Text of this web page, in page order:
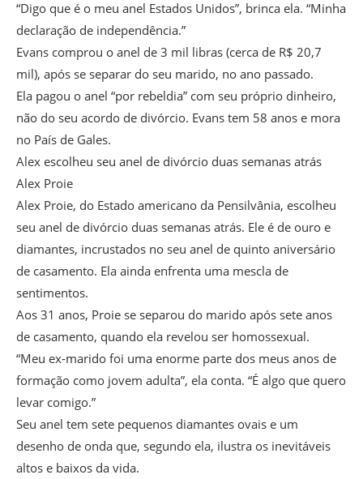
“Digo que é o meu anel Estados Unidos”, brinca ela. “Minha
declaração de independência.”
Evans comprou o anel de 3 mil libras (cerca de R$ 20,7
mil), após se separar do seu marido, no ano passado.
Ela pagou o anel “por rebeldia” com seu próprio dinheiro,
não do seu acordo de divórcio. Evans tem 58 anos e mora
no País de Gales.
Alex escolheu seu anel de divórcio duas semanas atrás
Alex Proie
Alex Proie, do Estado americano da Pensilvânia, escolheu
seu anel de divórcio duas semanas atrás. Ele é de ouro e
diamantes, incrustados no seu anel de quinto aniversário
de casamento. Ela ainda enfrenta uma mescla de
sentimentos.
Aos 31 anos, Proie se separou do marido após sete anos
de casamento, quando ela revelou ser homossexual.
“Meu ex-marido foi uma enorme parte dos meus anos de
formação como jovem adulta”, ela conta. “É algo que quero
levar comigo.”
Seu anel tem sete pequenos diamantes ovais e um
desenho de onda que, segundo ela, ilustra os inevitáveis
altos e baixos da vida.